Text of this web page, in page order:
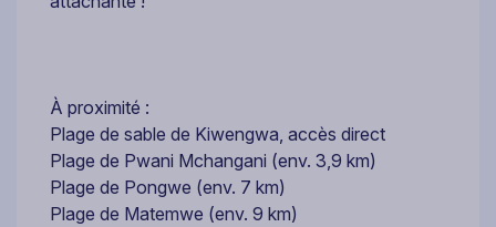
À proximité :
Plage de sable de Kiwengwa, accès direct
Plage de Pwani Mchangani (env. 3,9 km)
Plage de Pongwe (env. 7 km)
Plage de Matemwe (env. 9 km)